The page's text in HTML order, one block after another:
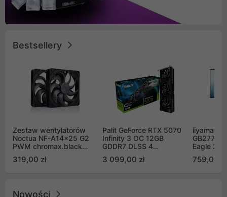
Bestsellery
Zestaw wentylatorów
Noctua NF-A14x25 G2
PWM chromax.black
Push Pull (2szt)
319,00 zł
Palit GeForce RTX 5070
Infinity 3 OC 12GB
GDDR7 DLSS 4
GB2050S)
3 099,00 zł
iiyama G-
Eagle 27"
759,00 zł
Nowości